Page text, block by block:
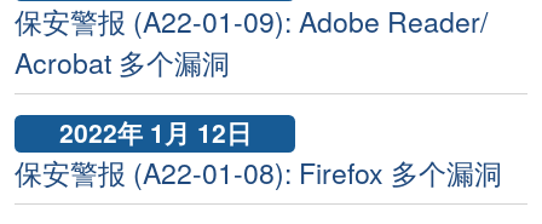
保安警报 (A22-01-09): Adobe Reader/
Acrobat 多个漏洞
2022年 1月 12日
保安警报 (A22-01-08): Firefox 多个漏洞